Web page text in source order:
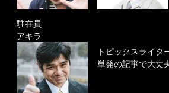
駐在員
アキラ
トピックスライタ
単発の記事で大丈